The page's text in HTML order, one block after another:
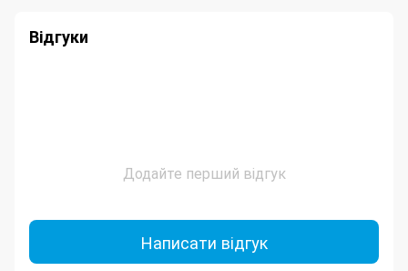
Відгуки
Додайте перший відгук
Написати відгук